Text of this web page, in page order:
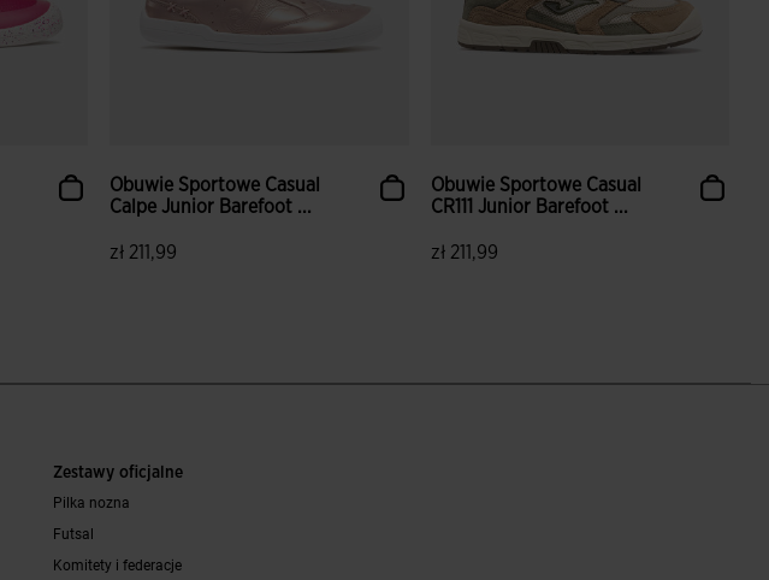
Obuwie Sportowe Casual
Calpe Junior Barefoot ...
zł 211,99
Obuwie Sportowe Casual
CR111 Junior Barefoot ...
zł 211,99
Zestawy oficjalne
Pilka nozna
Futsal
Komitety i federacje